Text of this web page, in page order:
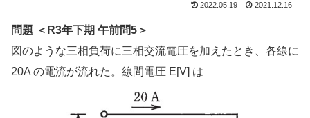
2022.05.19 2021.12.16
問題 ＜R3年下期 午前問5＞
図のような三相負荷に三相交流電圧を加えたとき、各線に
20A の電流が流れた。線間電圧 E[V] は